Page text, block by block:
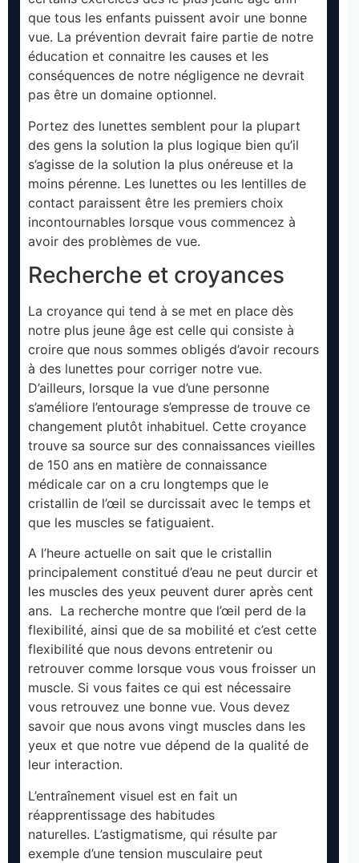
que tous les enfants puissent avoir une bonne
vue. La prévention devrait faire partie de notre
éducation et connaitre les causes et les
conséquences de notre négligence ne devrait
pas être un domaine optionnel.
Portez des lunettes semblent pour la plupart
des gens la solution la plus logique bien qu’il
s’agisse de la solution la plus onéreuse et la
moins pérenne. Les lunettes ou les lentilles de
contact paraissent être les premiers choix
incontournables lorsque vous commencez à
avoir des problèmes de vue.
Recherche et croyances
La croyance qui tend à se met en place dès
notre plus jeune âge est celle qui consiste à
croire que nous sommes obligés d’avoir recours
à des lunettes pour corriger notre vue.
D’ailleurs, lorsque la vue d’une personne
s’améliore l’entourage s’empresse de trouve ce
changement plutôt inhabituel. Cette croyance
trouve sa source sur des connaissances vieilles
de 150 ans en matière de connaissance
médicale car on a cru longtemps que le
cristallin de l’œil se durcissait avec le temps et
que les muscles se fatiguaient.
A l’heure actuelle on sait que le cristallin
principalement constitué d’eau ne peut durcir et
les muscles des yeux peuvent durer après cent
ans. La recherche montre que l’œil perd de la
flexibilité, ainsi que de sa mobilité et c’est cette
flexibilité que nous devons entretenir ou
retrouver comme lorsque vous vous froisser un
muscle. Si vous faites ce qui est nécessaire
vous retrouvez une bonne vue. Vous devez
savoir que nous avons vingt muscles dans les
yeux et que notre vue dépend de la qualité de
leur interaction.
L’entraînement visuel est en fait un
réapprentissage des habitudes
naturelles. L’astigmatisme, qui résulte par
exemple d’une tension musculaire peut